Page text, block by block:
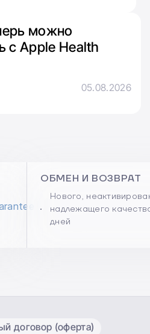
можно
с Apple Health
05.08.2026
ОБМЕН И ВОЗВРАТ
Нового,
надлежащего
дней
договор (оферта)